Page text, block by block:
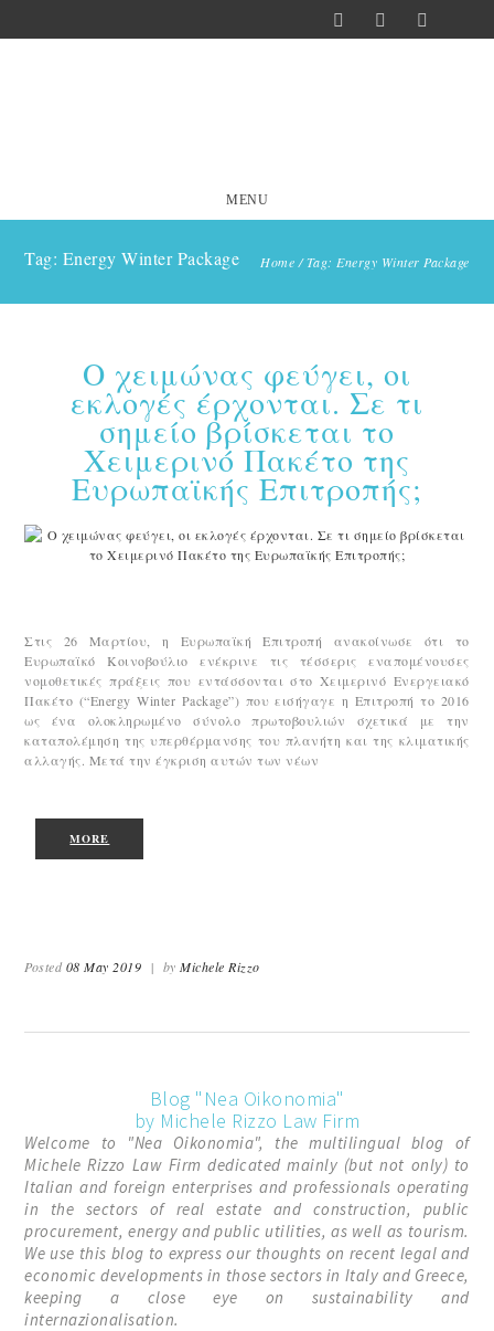
MENU
Home /Tag: Energy Winter Package
Tag: Energy Winter Package
Ο χειμώνας φεύγει, οι
εκλογές έρχονται. Σε τι
σημείο βρίσκεται το
Χειμερινό Πακέτο της
Ευρωπαϊκής Επιτροπής;
Στις 26 Μαρτίου, η Ευρωπαϊκή Επιτροπή ανακοίνωσε ότι το
Ευρωπαϊκό Κοινοβούλιο ενέκρινε τις τέσσερις εναπομένουσες
νομοθετικές πράξεις που εντάσσονται στο Χειμερινό Ενεργειακό
Πακέτο (“Energy Winter Package”) που εισήγαγε η Επιτροπή το 2016
ως ένα ολοκληρωμένο σύνολο πρωτοβουλιών σχετικά με την
καταπολέμηση της υπερθέρμανσης του πλανήτη και της κλιματικής
αλλαγής. Μετά την έγκριση αυτών των νέων
MORE
Posted08 May 2019 | byMichele Rizzo
Blog "Nea Oikonomia"
by Michele Rizzo Law Firm
Welcome to "Nea Oikonomia", the multilingual blog of
Michele Rizzo Law Firm dedicated mainly (but not only) to
Italian and foreign enterprises and professionals operating
in the sectors of real estate and construction, public
procurement, energy and public utilities, as well as tourism.
We use this blog to express our thoughts on recent legal and
economic developments in those sectors in Italy and Greece,
keeping a close eye on sustainability and
internazionalisation.